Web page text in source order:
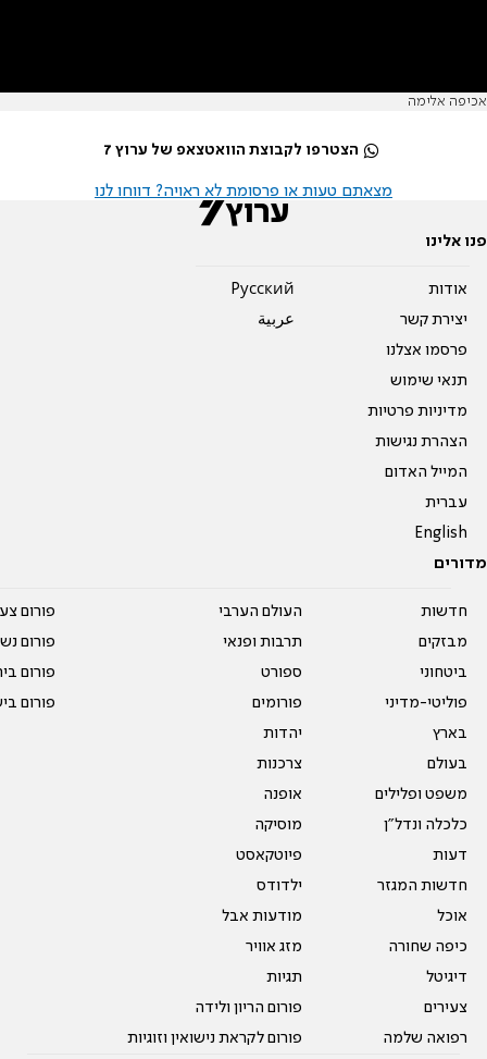
אכיפה אלימה
הצטרפו לקבוצת הוואטצאפ של ערוץ 7
מצאתם טעות או פרסומת לא ראויה? דווחו לנו
פנו אלינו
אודות
יצירת קשר
פרסמו אצלנו
תנאי שימוש
מדיניות פרטיות
הצהרת נגישות
המייל האדום
עברית
English
Pусский
عربية
מדורים
חדשות
מבזקים
ביטחוני
פוליטי-מדיני
בארץ
בעולם
משפט ופלילים
כלכלה ונדל"ן
דעות
חדשות המגזר
אוכל
כיפה שחורה
דיגיטל
צעירים
רפואה שלמה
העולם הערבי
תרבות ופנאי
ספורט
פורומים
יהדות
צרכנות
אופנה
מוסיקה
פיוטקאסט
ילדודס
מודעות אבל
מזג אוויר
תגיות
פורום הריון ולידה
פורום לקראת נישואין וזוגיות
פורום
פורום
פורום
פורום